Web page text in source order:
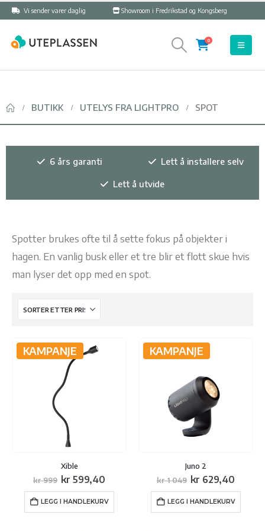
Vi sender varer daglig Showroom i Fredrikstad og Kongsberg
0
BUTIKK UTELYS FRA LIGHTPRO SPOT
6 års garanti Lett å installere selv
Lett å utvide
Spotter brukes ofte til å sette fokus på objekter i
hagen. En vanlig busk eller et tre blir et flott skue hvis
man lyser det opp med en spot.
KAMPANJE
Xible
kr999 Opprinnelig
var:
kr 999.
kr 599,40 Nåværende
er:
kr 599,40.
LEGG I HANDLEKURV
KAMPANJE
Juno 2
kr1 049 Opprinnelig
var:
kr 1
049.
kr 629,40
er:
LEGG I HANDLEKURV